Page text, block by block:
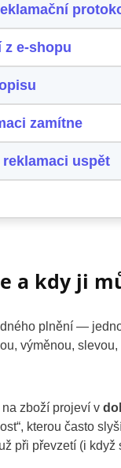
z e-shopu
zamítne
uspět
a kdy ji
plnění —
výměnou,
zboží projeví v
kterou často
při převzetí (i